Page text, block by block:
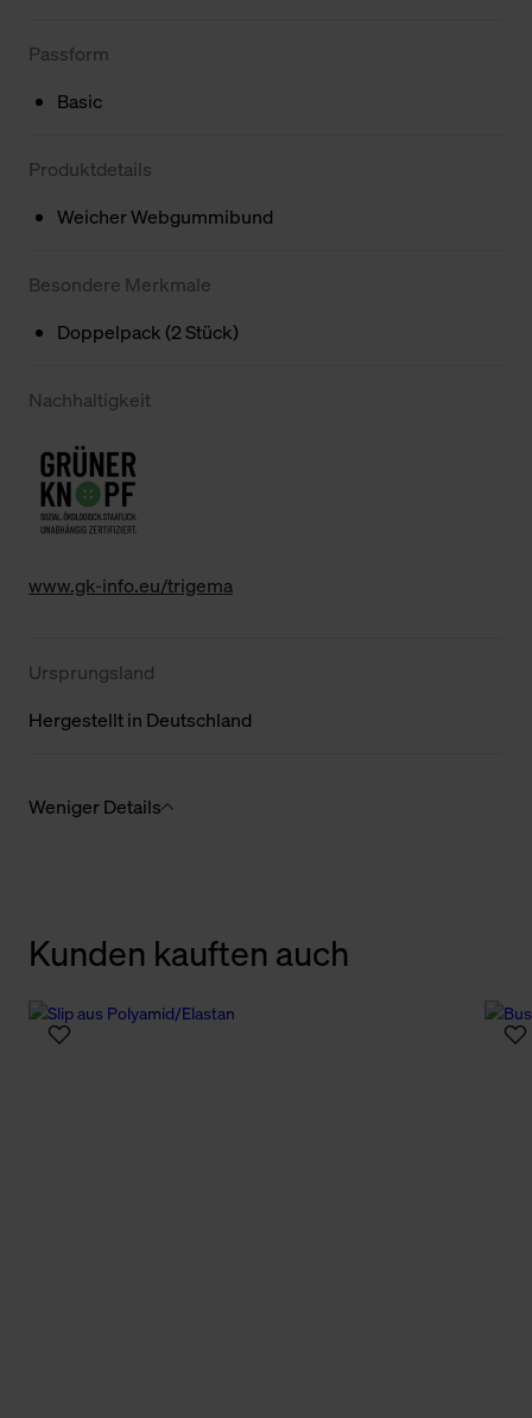
Passform
Basic
Produktdetails
Weicher Webgummibund
Besondere Merkmale
Doppelpack (2 Stück)
Nachhaltigkeit
www.gk-info.eu/trigema
Ursprungsland
Hergestellt in Deutschland
Weniger Details
Kunden kauften auch